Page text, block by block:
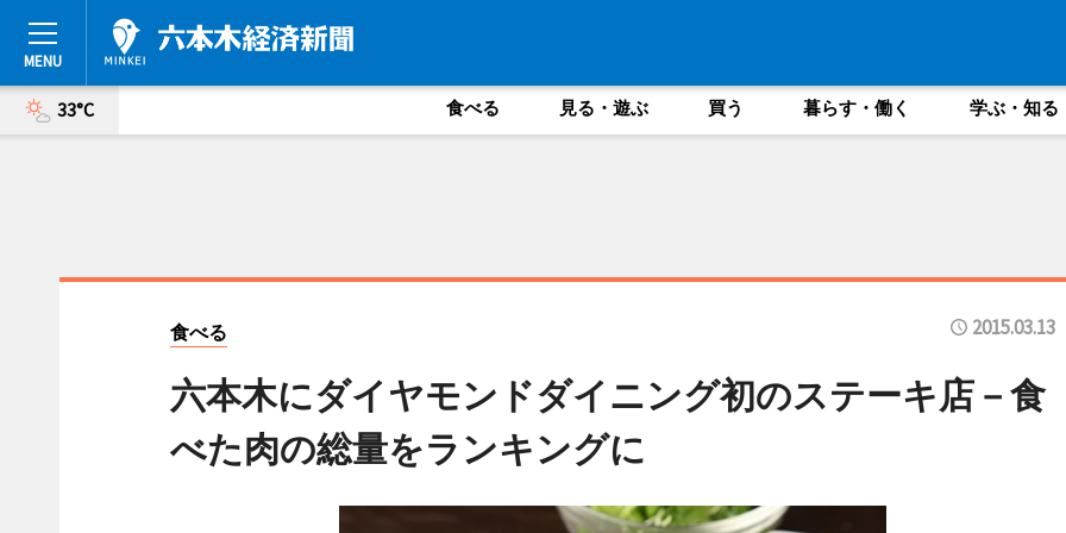
33°C 食べる 見る・遊ぶ 買う 暮らす・働く 学ぶ・知る
食べる 2015.03.13
六本木にダイヤモンドダイニング初のステーキ店－食
べた肉の総量をランキングに